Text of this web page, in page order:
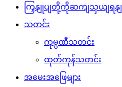
ကြှနျုပျတို့ကိုဆကျသှယျရနျ
သတင်း
ကုမ္ပဏီသတင်း
ထုတ်ကုန်သတင်း
အမေးအဖြေများ